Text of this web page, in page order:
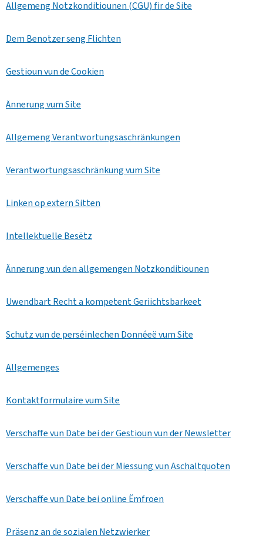
Allgemeng Notzkonditiounen (CGU) fir de Site
Dem Benotzer seng Flichten
Gestioun vun de Cookien
Ännerung vum Site
Allgemeng Verantwortungsaschränkungen
Verantwortungsaschränkung vum Site
Linken op extern Sitten
Intellektuelle Besëtz
Ännerung vun den allgemengen Notzkonditiounen
Uwendbart Recht a kompetent Geriichtsbarkeet
Schutz vun de perséinlechen Donnéeë vum Site
Allgemenges
Kontaktformulaire vum Site
Verschaffe vun Date bei der Gestioun vun derNewsletter
Verschaffe vun Date bei der Miessung vun Aschaltquoten
Verschaffe vun Date bei online Ëmfroen
Präsenz an de sozialen Netzwierker